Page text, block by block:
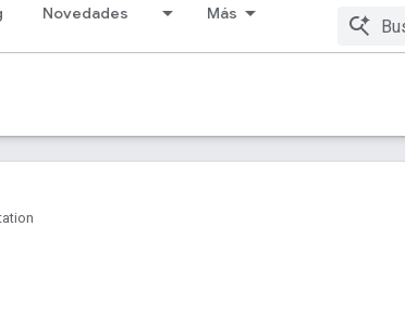
Novedades Más